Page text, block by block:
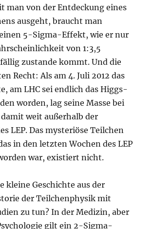
man von der Entdeckung eines
ausgeht, braucht man
5-Sigma-Effekt, wie er nur
von 1:3,5
zustande kommt. Und die
Recht: Als am 4. Juli 2012 das
am LHC sei endlich das Higgs-
worden, lag seine Masse bei
damit weit außerhalb der
LEP. Das mysteriöse Teilchen
in den letzten Wochen des LEP
war, existiert nicht.
kleine Geschichte aus der
der Teilchenphysik mit
zu tun? In der Medizin, aber
gilt ein 2-Sigma-